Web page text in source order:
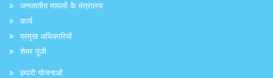
जनजातीय मामलों के मंत्रालय
कार्य
प्रमुख अधिकारियों
शेयर पूंजी
हमारी योजनाओं